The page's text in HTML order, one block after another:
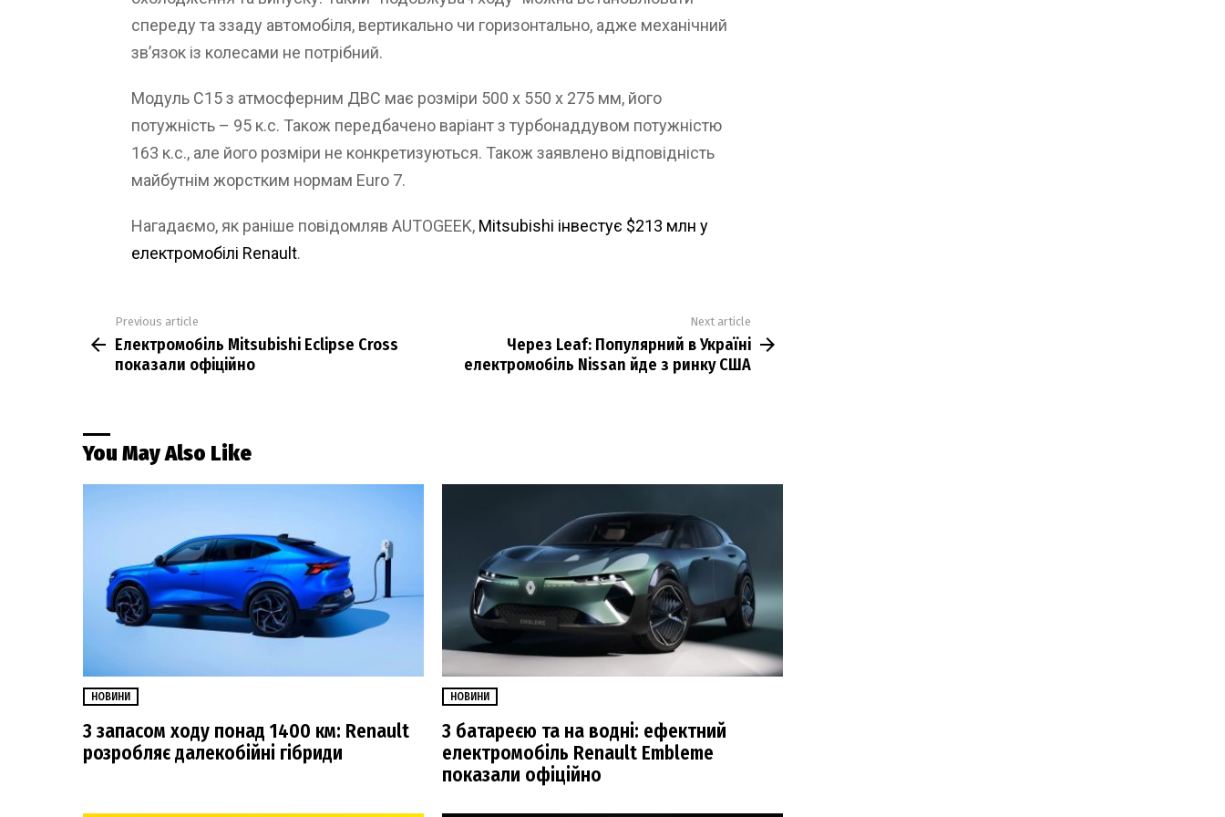
спереду та ззаду автомобіля, вертикально чи горизонтально, адже механічний
зв’язок із колесами не потрібний.
Модуль C15 з атмосферним ДВС має розміри 500 x 550 x 275 мм, його
потужність – 95 к.с. Також передбачено варіант з турбонаддувом потужністю
163 к.с., але його розміри не конкретизуються. Також заявлено відповідність
майбутнім жорстким нормам Euro 7.
Нагадаємо, як раніше повідомляв AUTOGEEK, Mitsubishi інвестує $213 млн у
електромобілі Renault.
more
Previous article
Електромобіль Mitsubishi Eclipse Cross
показали офіційно
Next article
Через Leaf: Популярний в Україні
електромобіль Nissan йде з ринку США
You May Also Like
НОВИНИ
З запасом ходу понад 1400 км: Renault
розробляє далекобійні гібриди
НОВИНИ
З батареєю та на водні: ефектний
електромобіль Renault Embleme
показали офіційно